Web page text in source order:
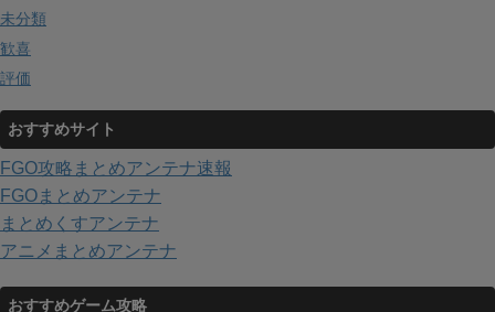
未分類
歓喜
評価
おすすめサイト
FGO攻略まとめアンテナ速報
FGOまとめアンテナ
まとめくすアンテナ
アニメまとめアンテナ
おすすめゲーム攻略